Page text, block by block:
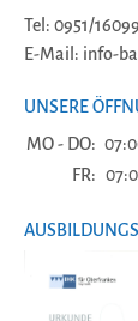
Tel: 0951/
E-Mail: info-
UNSERE
MO - DO:
FR: